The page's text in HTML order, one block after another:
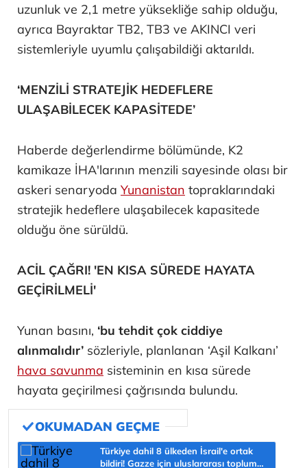
uzunluk ve 2,1 metre yüksekliğe sahip olduğu,
ayrıca Bayraktar TB2, TB3 ve AKINCI veri
sistemleriyle uyumlu çalışabildiği aktarıldı.
‘MENZİLİ STRATEJİK HEDEFLERE
ULAŞABİLECEK KAPASİTEDE’
Haberde değerlendirme bölümünde, K2
kamikaze İHA'larının menzili sayesinde olası bir
askeri senaryoda Yunanistan topraklarındaki
stratejik hedeflere ulaşabilecek kapasitede
olduğu öne sürüldü.
ACİL ÇAĞRI! 'EN KISA SÜREDE HAYATA
GEÇİRİLMELİ'
Yunan basını, ‘bu tehdit çok ciddiye
alınmalıdır’ sözleriyle, planlanan ‘Aşil Kalkanı’
hava savunma sisteminin en kısa sürede
hayata geçirilmesi çağrısında bulundu.
Türkiye dahil 8 ülkeden İsrail'e ortak
bildiri! Gazze için uluslararası topluma